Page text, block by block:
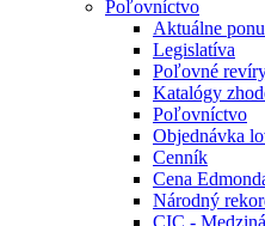
Poľovníctvo
Aktuálne
Legislatíva
Poľovné
Katalógy
Poľovníctvo
Objednávka
Cenník
Cena
Národný
CIC -